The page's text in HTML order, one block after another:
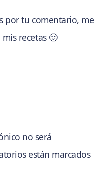
por tu comentario, me
recetas 🙂
no será
están marcados